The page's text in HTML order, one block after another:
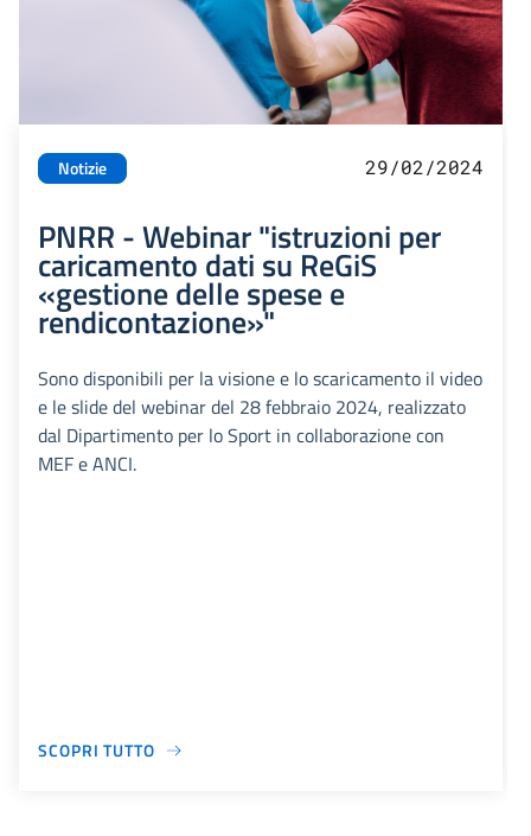
Notizie 29/02/2024
PNRR - Webinar "istruzioni per
caricamento dati su ReGiS
«gestione delle spese e
rendicontazione»"
Sono disponibili per la visione e lo scaricamento il video
e le slide del webinar del 28 febbraio 2024, realizzato
dal Dipartimento per lo Sport in collaborazione con
MEF e ANCI.
SCOPRI TUTTO